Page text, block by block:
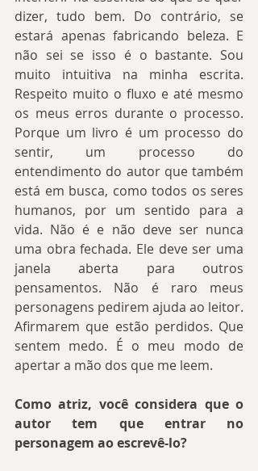
dizer, tudo bem. Do contrário, se
estará apenas fabricando beleza. E
não sei se isso é o bastante. Sou
muito intuitiva na minha escrita.
Respeito muito o fluxo e até mesmo
os meus erros durante o processo.
Porque um livro é um processo do
sentir, um processo do
entendimento do autor que também
está em busca, como todos os seres
humanos, por um sentido para a
vida. Não é e não deve ser nunca
uma obra fechada. Ele deve ser uma
janela aberta para outros
pensamentos. Não é raro meus
personagens pedirem ajuda ao leitor.
Afirmarem que estão perdidos. Que
sentem medo. É o meu modo de
apertar a mão dos que me leem.
Como atriz, você considera que o
autor tem que entrar no
personagem ao escrevê-lo?